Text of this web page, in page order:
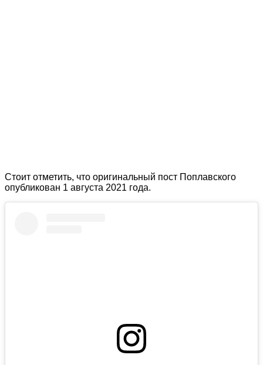
Стоит отметить, что оригинальный пост Поплавского
опубликован 1 августа 2021 года.